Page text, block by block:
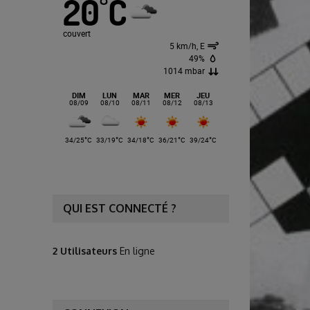
20°C
couvert
5 km/h, E
49%
1014 mbar
DIM
08/09
LUN
08/10
MAR
08/11
MER
08/12
JEU
08/13
34/25°C 33/19°C 34/18°C 36/21°C 39/24°C
QUI EST CONNECTÉ ?
2 Utilisateurs En ligne